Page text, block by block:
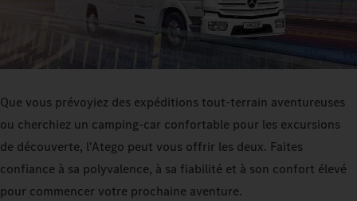
Que vous prévoyiez des expéditions tout-terrain aventureuses
ou cherchiez un camping-car confortable pour les excursions
de découverte, l'Atego peut vous offrir les deux. Faites
confiance à sa polyvalence, à sa fiabilité et à son confort élevé
pour commencer votre prochaine aventure.